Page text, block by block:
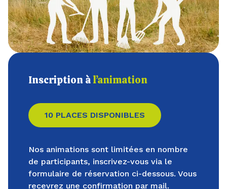
Inscription àl’animation
10 PLACES DISPONIBLES
Nos animations sont limitées en nombre
de participants, inscrivez-vous via le
formulaire de réservation ci-dessous. Vous
recevrez une confirmation par mail.